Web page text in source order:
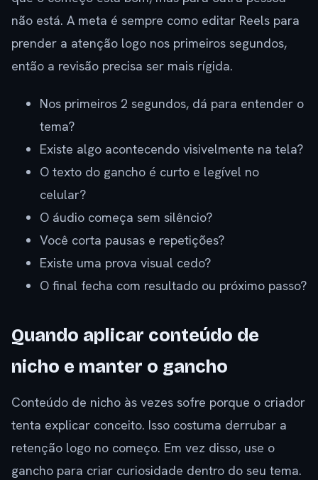
não está. A meta é sempre como editar Reels para
prender a atenção logo nos primeiros segundos,
então a revisão precisa ser mais rígida.
Nos primeiros 2 segundos, dá para entender o
tema?
Existe algo acontecendo visivelmente na tela?
O texto do gancho é curto e legível no
celular?
O áudio começa sem silêncio?
Você corta pausas e repetições?
Existe uma prova visual cedo?
O final fecha com resultado ou próximo passo?
Quando aplicar conteúdo de
nicho e manter o gancho
Conteúdo de nicho às vezes sofre porque o criador
tenta explicar conceito. Isso costuma derrubar a
retenção logo no começo. Em vez disso, use o
gancho para criar curiosidade dentro do seu tema.